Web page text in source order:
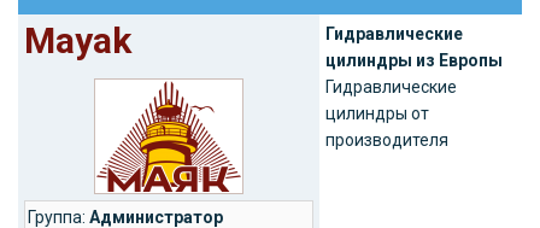
Mayak
Группа: Администратор
Гидравлические
цилиндры из Европы
Гидравлические
цилиндры от
производителя